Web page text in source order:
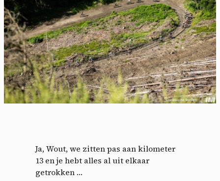
Ja, Wout, we zitten pas aan kilometer
13 en je hebt alles al uit elkaar
getrokken …